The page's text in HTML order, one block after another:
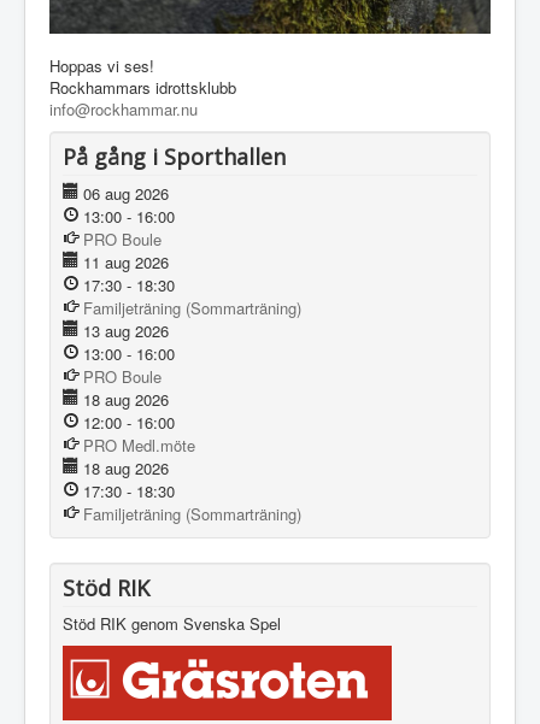
Hoppas vi ses!
Rockhammars idrottsklubb
info@rockhammar.nu
På gång i Sporthallen
06 aug 2026
13:00 - 16:00
PRO Boule
11 aug 2026
17:30 - 18:30
Familjeträning (Sommarträning)
13 aug 2026
13:00 - 16:00
PRO Boule
18 aug 2026
12:00 - 16:00
PRO Medl.möte
18 aug 2026
17:30 - 18:30
Familjeträning (Sommarträning)
Stöd RIK
Stöd RIK genom Svenska Spel